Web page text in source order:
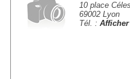
10 place
69002 Lyon
Tél. :